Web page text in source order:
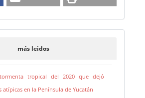
más leidos
tropical del 2020 que dejó
atípicas en la Península de Yucatán